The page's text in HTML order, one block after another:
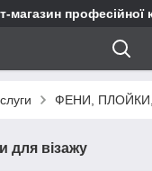
магазин професійної
ФЕНИ,
для візажу